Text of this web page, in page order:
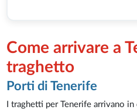
Come arrivare a
traghetto
Porti di Tenerife
I traghetti per Tenerife arrivano